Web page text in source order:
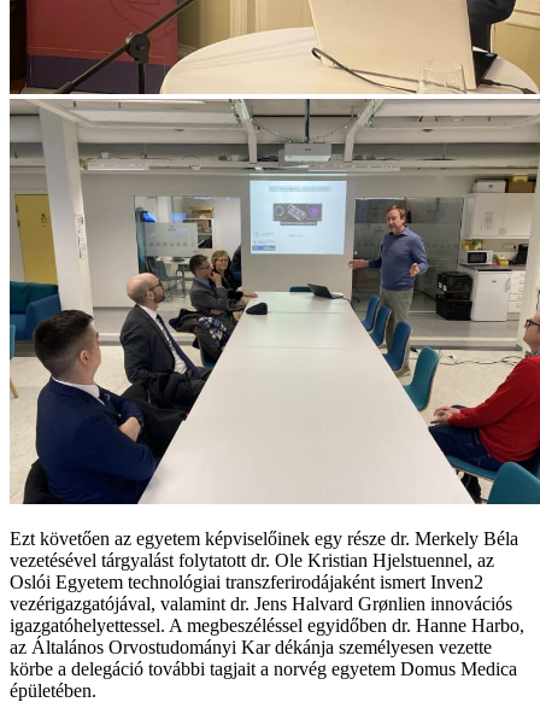
Ezt követően az egyetem képviselőinek egy része dr. Merkely Béla
vezetésével tárgyalást folytatott dr. Ole Kristian Hjelstuennel, az
Oslói Egyetem technológiai transzferirodájaként ismert Inven2
vezérigazgatójával, valamint dr. Jens Halvard Grønlien innovációs
igazgatóhelyettessel. A megbeszéléssel egyidőben dr. Hanne Harbo,
az Általános Orvostudományi Kar dékánja személyesen vezette
körbe a delegáció további tagjait a norvég egyetem Domus Medica
épületében.